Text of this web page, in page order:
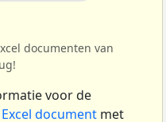
documenten van
voor de
Excel document met